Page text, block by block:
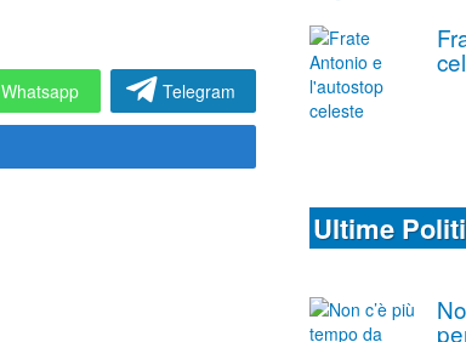
Whatsapp Telegram
Ultime